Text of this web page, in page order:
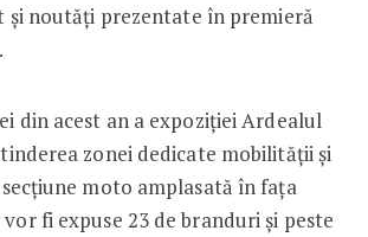
și noutăți prezentate în premieră
din acest an a expoziției Ardealul
zonei dedicate mobilității și
moto amplasată în fața
fi expuse 23 de branduri și peste